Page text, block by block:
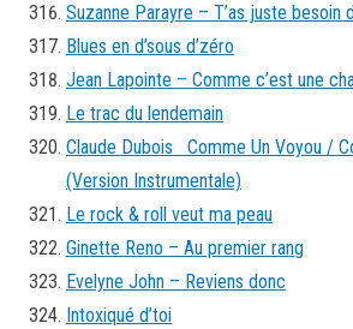
Suzanne Parayre – T’as juste besoin
Blues en d’sous d’zéro
Jean Lapointe – Comme c’est une
Le trac du lendemain
Claude Dubois Comme Un Voyou /
(Version Instrumentale)
Le rock & roll veut ma peau
Ginette Reno – Au premier rang
Evelyne John – Reviens donc
Intoxiqué d’toi